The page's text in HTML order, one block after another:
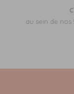
au sein de nos